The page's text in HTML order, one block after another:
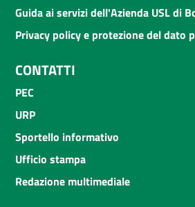
Guida ai servizi dell'Azienda USL di
Privacy policy e protezione del dato
CONTATTI
PEC
URP
Sportello informativo
Ufficio stampa
Redazione multimediale